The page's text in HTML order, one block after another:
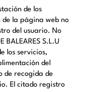
de los
de la página web no
del usuario. No
BALEARES S.L.U
los servicios,
del
de recogida de
El citado registro